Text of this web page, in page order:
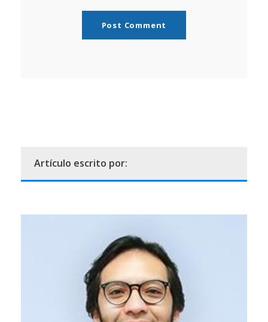
Artículo escrito por: